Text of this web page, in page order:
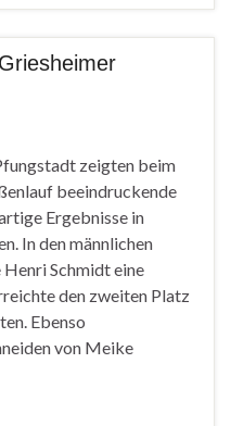
zeigten beim
beeindruckende
Ergebnisse in
In den männlichen
Schmidt eine
den zweiten Platz
Ebenso
von Meike